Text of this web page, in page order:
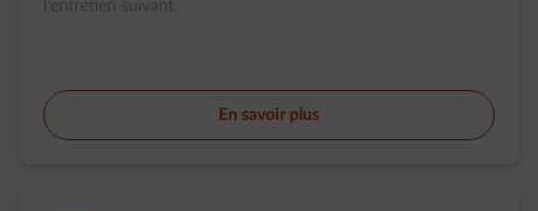
l'entretien suivant.
En savoir plus